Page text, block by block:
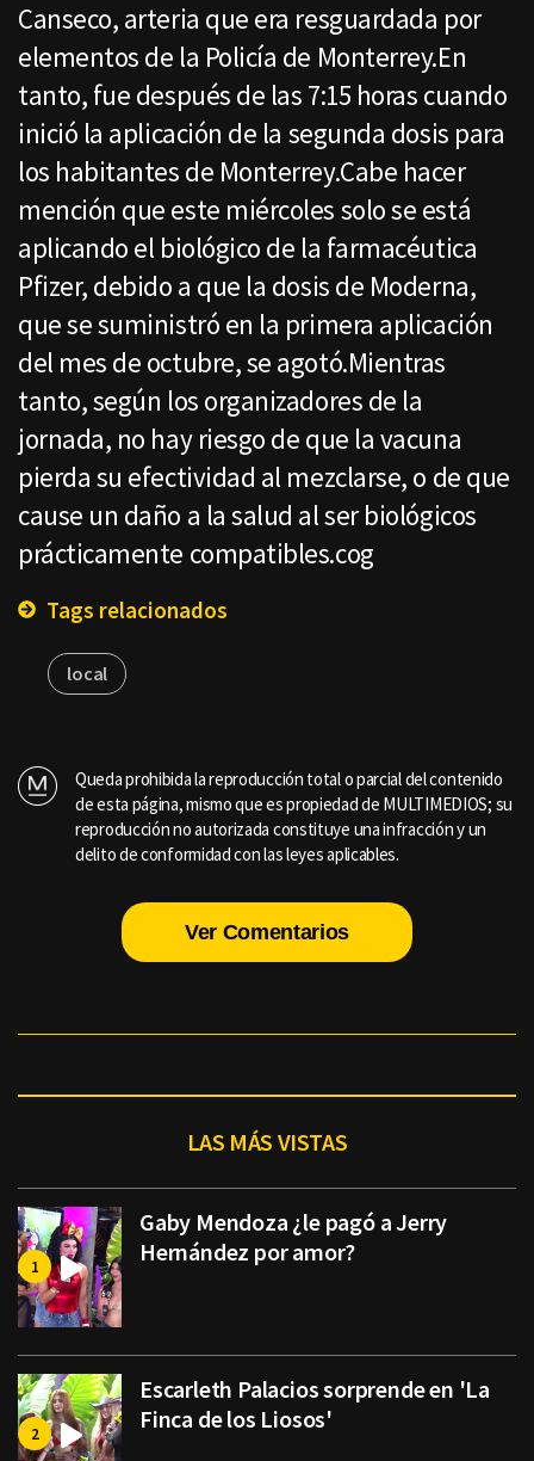
Canseco, arteria que era resguardada por
elementos de la Policía de Monterrey.En
tanto, fue después de las 7:15 horas cuando
inició la aplicación de la segunda dosis para
los habitantes de Monterrey.Cabe hacer
mención que este miércoles solo se está
aplicando el biológico de la farmacéutica
Pfizer, debido a que la dosis de Moderna,
que se suministró en la primera aplicación
del mes de octubre, se agotó.Mientras
tanto, según los organizadores de la
jornada, no hay riesgo de que la vacuna
pierda su efectividad al mezclarse, o de que
cause un daño a la salud al ser biológicos
prácticamente compatibles.cog
Tags relacionados
local
Queda prohibida la reproducción total o parcial del contenido
de esta página, mismo que es propiedad de MULTIMEDIOS; su
reproducción no autorizada constituye una infracción y un
delito de conformidad con las leyes aplicables.
Ver Comentarios
LAS MÁS VISTAS
Gaby Mendoza ¿le pagó a Jerry
Hernández por amor?
Escarleth Palacios sorprende en 'La
Finca de los Liosos'